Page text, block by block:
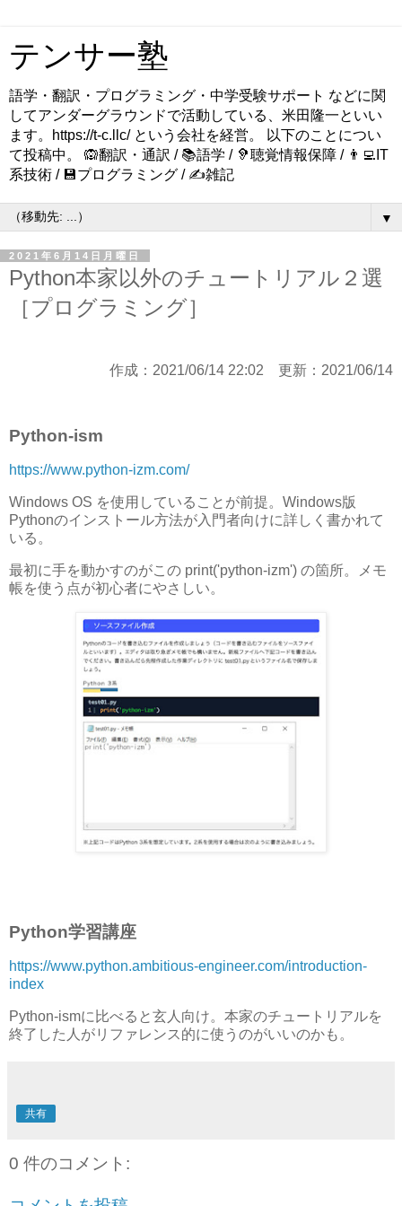
テンサー塾
語学・翻訳・プログラミング・中学受験サポート などに関
してアンダーグラウンドで活動している、米田隆一といい
ます。https://t-c.llc/ という会社を経営。 以下のことについ
て投稿中。 🙉翻訳・通訳 / 📚語学 / 🦻聴覚情報保障 / 👨‍💻IT
系技術 / 💾プログラミング / ✍️雑記
▼
2021年6月14日月曜日
Python本家以外のチュートリアル２選
［プログラミング］
作成：2021/06/14 22:02 更新：2021/06/14
Python-ism
https://www.python-izm.com/
Windows OS を使用していることが前提。Windows版
Pythonのインストール方法が入門者向けに詳しく書かれて
いる。
最初に手を動かすのがこの print('python-izm') の箇所。メモ
帳を使う点が初心者にやさしい。
Python学習講座
https://www.python.ambitious-engineer.com/introduction-
index
Python-ismに比べると玄人向け。本家のチュートリアルを
終了した人がリファレンス的に使うのがいいのかも。
共有
0 件のコメント: